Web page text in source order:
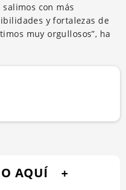
con más
y fortalezas de
muy orgullosos”, ha
AQUÍ